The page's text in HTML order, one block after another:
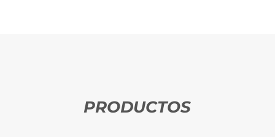
PRODUCTOS